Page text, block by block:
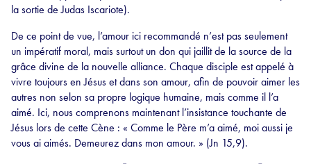
la sortie de Judas Iscariote).
De ce point de vue, l’amour ici recommandé n’est pas seulement
un impératif moral, mais surtout un don qui jaillit de la source de la
grâce divine de la nouvelle alliance. Chaque disciple est appelé à
vivre toujours en Jésus et dans son amour, afin de pouvoir aimer les
autres non selon sa propre logique humaine, mais comme il l’a
aimé. Ici, nous comprenons maintenant l’insistance touchante de
Jésus lors de cette Cène : « Comme le Père m’a aimé, moi aussi je
vous ai aimés. Demeurez dans mon amour. » (Jn 15,9).